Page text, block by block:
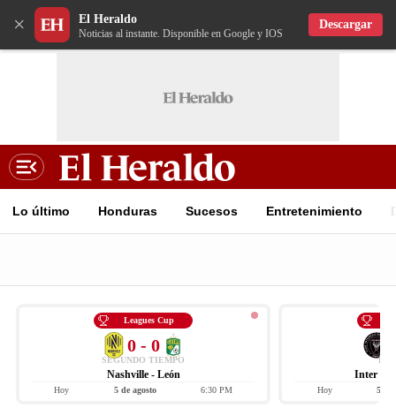
× El Heraldo
Noticias al instante. Disponible en Google y IOS
Descargar
Lo último Honduras Sucesos Entretenimiento
Leagues Cup
0 - 0
SEGUNDO TIEMPO
Nashville - León
Hoy 5 de agosto 6:30 PM
Inter
Hoy 5 de